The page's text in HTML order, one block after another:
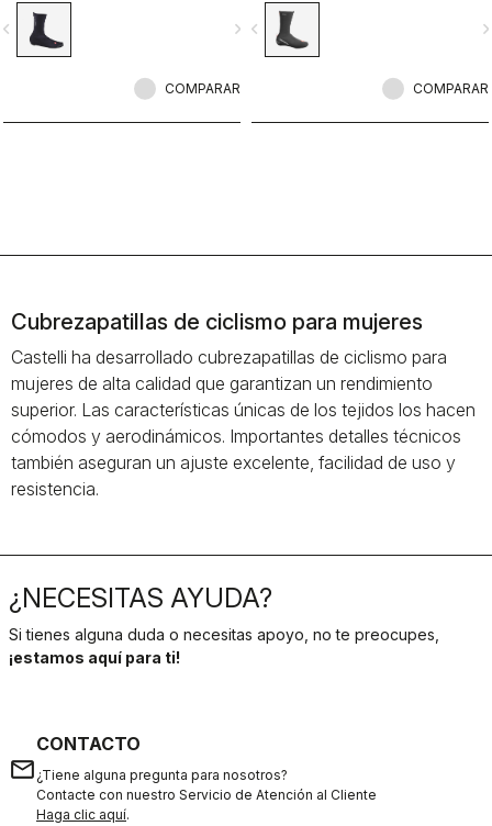
y quitar. Carretera y grava.
navigate_next
COMPARAR
WINDSTOPPER® outer layer with a
full Polartec® Power Stretch® inner
layer to make our warmest bootie
navigate_before
COMPARAR
Cubrezapatillas de ciclismo para mujeres
Castelli ha desarrollado cubrezapatillas de ciclismo para
mujeres de alta calidad que garantizan un rendimiento
superior. Las características únicas de los tejidos los hacen
cómodos y aerodinámicos. Importantes detalles técnicos
también aseguran un ajuste excelente, facilidad de uso y
resistencia.
¿NECESITAS AYUDA?
Si tienes alguna duda o necesitas apoyo, no te preocupes,
¡estamos aquí para ti!
email
CONTACTO
¿Tiene alguna pregunta para nosotros?
Contacte con nuestro Servicio de Atención al Cliente
Haga clic aquí.